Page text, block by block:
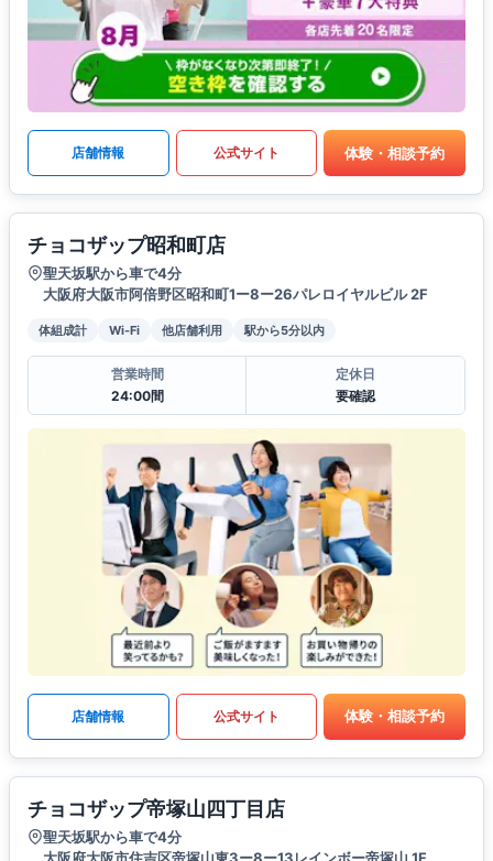
店舗情報 公式サイト 体験・相談予約
チョコザップ昭和町店
聖天坂駅から車で4分
大阪府大阪市阿倍野区昭和町1ー8ー26パレロイヤルビル 2F
体組成計 Wi-Fi 他店舗利用 駅から5分以内
営業時間
24:00間
定休日
要確認
店舗情報 公式サイト 体験・相談予約
チョコザップ帝塚山四丁目店
聖天坂駅から車で4分
大阪府大阪市住吉区帝塚山東3ー8ー13レインボー帝塚山 1F